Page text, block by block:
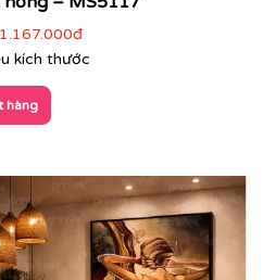
1.167.000đ
kích thước
hàng